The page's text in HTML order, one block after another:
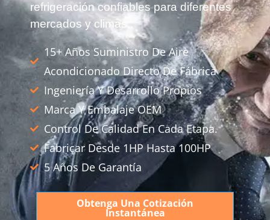
refrigeración confiables para diferentes
mercados y climas..
15+ Años Suministro De Aire
Acondicionado Directo De Fábrica
Ingeniería Y Desarrollo Propios
Marca Y Embalaje OEM
Control De Calidad En Cada Etapa.
Fabricar Desde 1HP Hasta 100HP
5 Años De Garantía
Obtenga Una Cotización
Instantánea